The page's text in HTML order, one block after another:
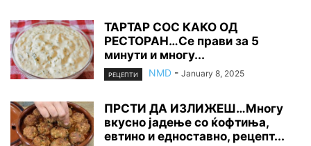
ТАРТАР СОС КАКО ОД
РЕСТОРАН…Се прави за 5
минути и многу...
РЕЦЕПТИ NMD - January 8, 2025
ПРСТИ ДА ИЗЛИЖЕШ…Многу
вкусно јадење со ќофтиња,
евтино и едноставно, рецепт...